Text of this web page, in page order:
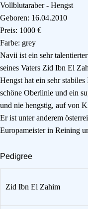
Vollblutaraber - Hengst
Geboren: 16.04.2010
Preis: 1000 €
Farbe: grey
Navii ist ein sehr
seines Vaters Zid Ibn El
Hengst hat ein sehr
schöne Oberlinie und ein
und nie hengstig, auf von
Er ist unter anderem
Europameister in Reining
Pedigree
Zid Ibn El Zahim